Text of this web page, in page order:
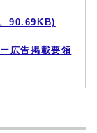
90.69KB)
広告掲載要領